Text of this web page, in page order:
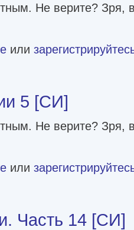
Не верите? Зря,
8 [СИ]
или
5 [СИ]
Не верите? Зря,
5 [СИ]
или
Часть 14 [СИ]